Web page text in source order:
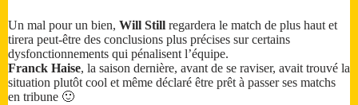
Un mal pour un bien, Will Still regardera le match de plus haut et
tirera peut-être des conclusions plus précises sur certains
dysfonctionnements qui pénalisent l’équipe.
Franck Haise, la saison dernière, avant de se raviser, avait trouvé la
situation plutôt cool et même déclaré être prêt à passer ses matchs
en tribune 🙂